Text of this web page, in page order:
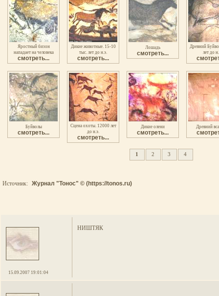
Яростный бизон
нападает на человека
смотреть...
Дикие животные. 15-10
тыс. лет до н.э.
смотреть...
Лошадь
смотреть...
Древний
лет до
Буйволы
смотреть...
Сцена охоты. 12000 лет
до н.э.
смотреть...
Дикие олени
смотреть...
Древний
1 2 3 4
Источник: Журнал "Тонос" © (https://tonos.ru)
15.09.2007 19:01:04
НИШТЯК